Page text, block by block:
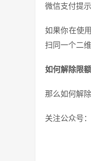
微信支付提
如果你在使
扫同一个二
如何解除限额
那么如何解
关注公众号